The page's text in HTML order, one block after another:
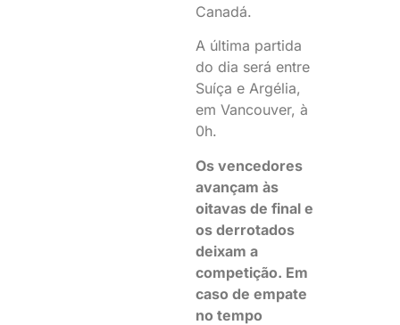
Canadá.
A última partida
do dia será entre
Suíça e Argélia,
em Vancouver, à
0h.
Os vencedores
avançam às
oitavas de final e
os derrotados
deixam a
competição. Em
caso de empate
no tempo